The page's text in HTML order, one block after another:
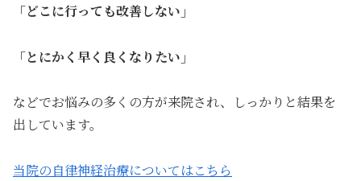
「どこに行っても改善しない」
「とにかく早く良くなりたい」
などでお悩みの多くの方が来院され、しっかりと結果を
出しています。
当院の自律神経治療についてはこちら